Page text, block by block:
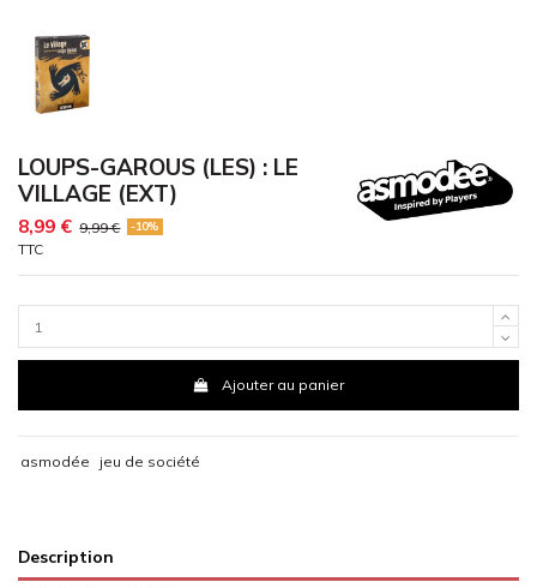
LOUPS-GAROUS (LES) : LE
VILLAGE (EXT)
8,99 € 9,99 € -10%
TTC
Ajouter au panier
asmodée jeu de société
Description